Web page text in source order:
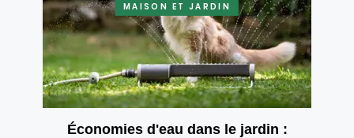
MAISON ET JARDIN
Économies d'eau dans le jardin :